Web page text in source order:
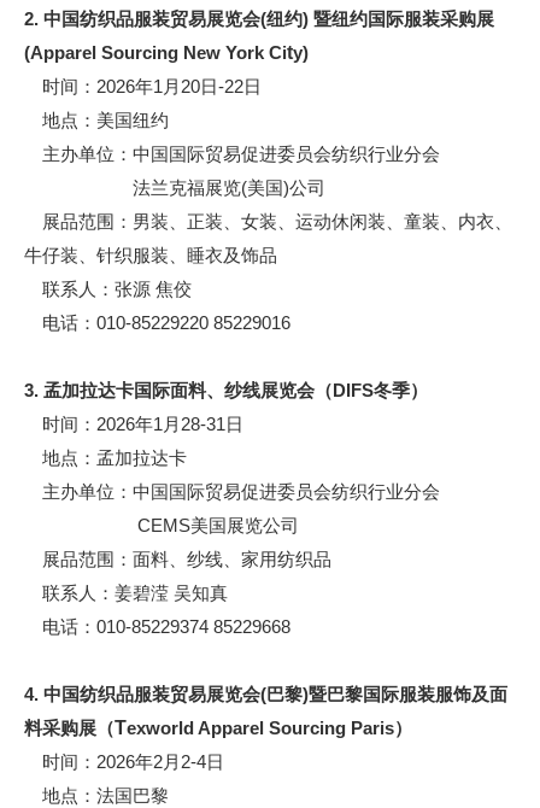
2. 中国纺织品服装贸易展览会(纽约) 暨纽约国际服装采购展
(Apparel Sourcing New York City)
时间：2026年1月20日-22日
地点：美国纽约
主办单位：中国国际贸易促进委员会纺织行业分会
法兰克福展览(美国)公司
展品范围：男装、正装、女装、运动休闲装、童装、内衣、
牛仔装、针织服装、睡衣及饰品
联系人：张源 焦佼
电话：010-85229220 85229016
3. 孟加拉达卡国际面料、纱线展览会（DIFS冬季）
时间：2026年1月28-31日
地点：孟加拉达卡
主办单位：中国国际贸易促进委员会纺织行业分会
CEMS美国展览公司
展品范围：面料、纱线、家用纺织品
联系人：姜碧滢 吴知真
电话：010-85229374 85229668
4. 中国纺织品服装贸易展览会(巴黎)暨巴黎国际服装服饰及面
料采购展（Texworld Apparel Sourcing Paris）
时间：2026年2月2-4日
地点：法国巴黎